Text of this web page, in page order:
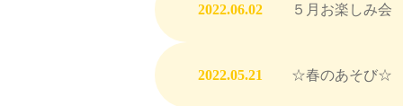
2022.06.02 ５月お楽しみ会
2022.05.21 ☆春のあそび☆